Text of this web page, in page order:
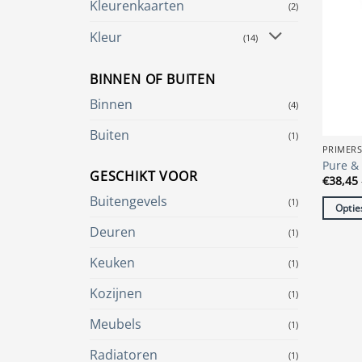
Kleurenkaarten (2)
Kleur (14)
BINNEN OF BUITEN
Binnen
(4)
Buiten (1)
GESCHIKT VOOR
Buitengevels
(1)
Deuren (1)
Keuken (1)
Kozijnen (1)
Meubels (1)
Radiatoren (1)
PRIMERS
Pure
€38,45